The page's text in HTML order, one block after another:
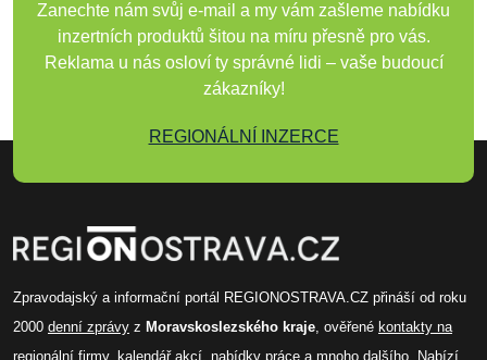
Zanechte nám svůj e-mail a my vám zašleme nabídku
inzertních produktů šitou na míru přesně pro vás.
Reklama u nás osloví ty správné lidi – vaše budoucí
zákazníky!
REGIONÁLNÍ INZERCE
Zpravodajský a informační portál REGIONOSTRAVA.CZ přináší od roku
2000 denní zprávy z Moravskoslezského kraje , ověřené kontakty na
regionální firmy, kalendář akcí nabídky práce a mnoho dalšího. Nabízí